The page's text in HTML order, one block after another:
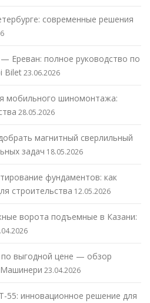
современные решения
Ереван: полное руководство по
Bilet23.06.2026
мобильного шиномонтажа:
28.05.2026
магнитный сверлильный
задач 18.05.2026
фундаментов: как
строительства 12.05.2026
ворота подъемные в Казани:
по выгодной цене — обзор
23.04.2026
55: инновационное решение для